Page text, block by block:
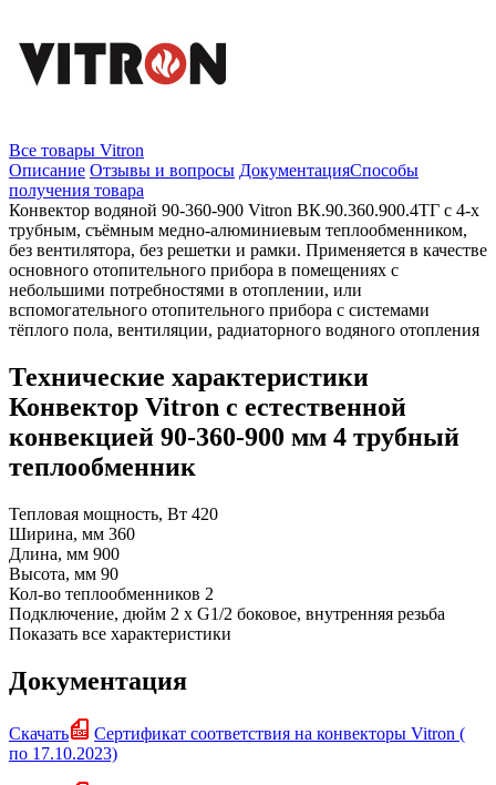
Все товары Vitron
Описание Отзывы и вопросы ДокументацияСпособы
получения товара
Конвектор водяной 90-360-900 Vitron ВК.90.360.900.4ТГ с 4-х
трубным, съёмным медно-алюминиевым теплообменником,
без вентилятора, без решетки и рамки. Применяется в качестве
основного отопительного прибора в помещениях с
небольшими потребностями в отоплении, или
вспомогательного отопительного прибора с системами
тёплого пола, вентиляции, радиаторного водяного отопления
Технические характеристики
Конвектор Vitron с естественной
конвекцией 90-360-900 мм 4 трубный
теплообменник
Тепловая мощность, Вт 420
Ширина, мм 360
Длина, мм 900
Высота, мм 90
Кол-во теплообменников 2
Подключение, дюйм 2 х G1/2 боковое, внутренняя резьба
Показать все характеристики
Документация
Скачать
Сертификат соответствия на конвекторы Vitron (
по 17.10.2023)